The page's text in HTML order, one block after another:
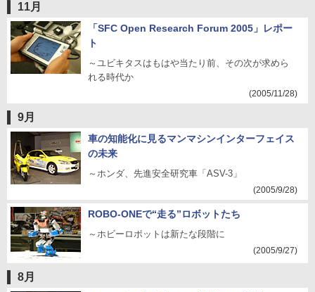
11月
「SFC Open Research Forum 2005」レポー
ト
～ユビキタスはもはや当たり前、その次が求めら
れる時代か
(2005/11/28)
9月
車の知能化に見るマンマシンインターフェイス
の未来
～ホンダ、先進安全研究車「ASV-3」
(2005/9/28)
ROBO-ONEで“走る”ロボットたち
～ホビーロボットは新たな段階に
(2005/9/27)
8月